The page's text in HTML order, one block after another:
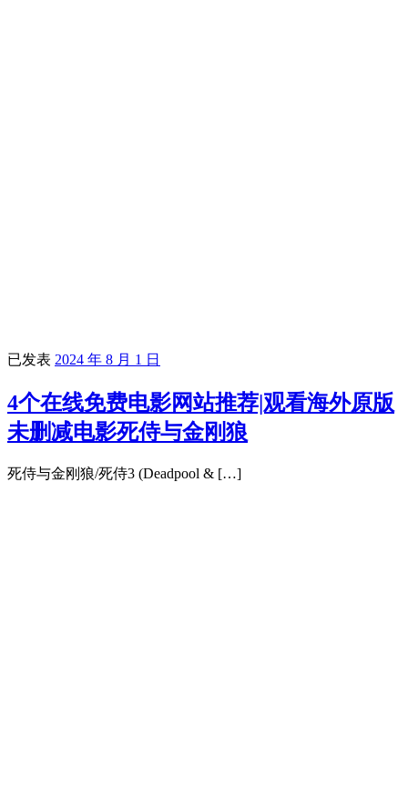
已发表 2024 年 8 月 1 日
4个在线免费电影网站推荐|观看海外原版
未删减电影死侍与金刚狼
死侍与金刚狼/死侍3 (Deadpool & […]